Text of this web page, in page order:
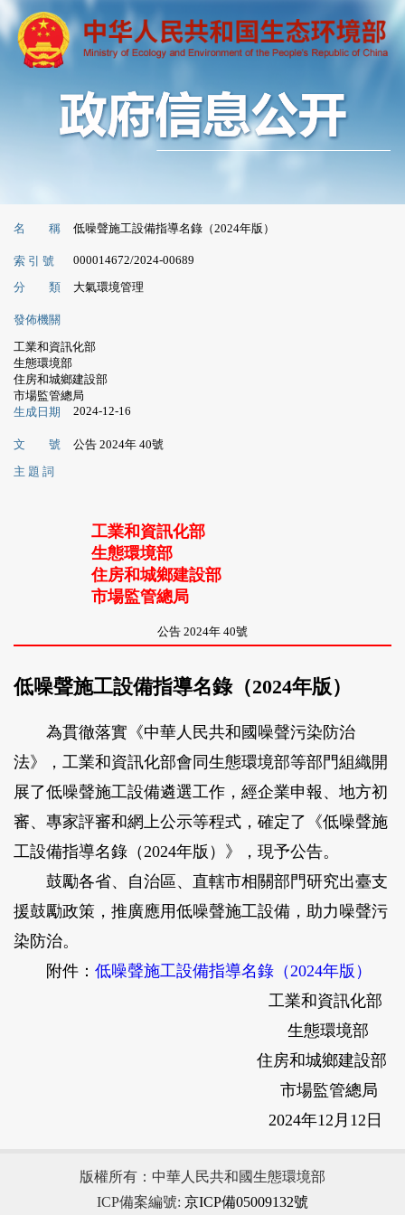
名 稱 低噪聲施工設備指導名錄（2024年版）
索 引 號 000014672/2024-00689
分 類 大氣環境管理
發佈機關
工業和資訊化部
生態環境部
住房和城鄉建設部
市場監管總局
生成日期
2024-12-16
文 號
公告 2024年 40號
主 題 詞
工業和資訊化部
生態環境部
住房和城鄉建設部
市場監管總局
公告 2024年 40號
低噪聲施工設備指導名錄（2024年版）
為貫徹落實《中華人民共和國噪聲污染防治
法》，工業和資訊化部會同生態環境部等部門組織開
展了低噪聲施工設備遴選工作，經企業申報、地方初
審、專家評審和網上公示等程式，確定了《低噪聲施
工設備指導名錄（2024年版）》，現予公告。
鼓勵各省、自治區、直轄市相關部門研究出臺支
援鼓勵政策，推廣應用低噪聲施工設備，助力噪聲污
染防治。
附件： 低噪聲施工設備指導名錄（2024年版）
工業和資訊化部
生態環境部
住房和城鄉建設部
市場監管總局
2024年12月12日
版權所有：中華人民共和國生態環境部
ICP備案編號: 京ICP備05009132號